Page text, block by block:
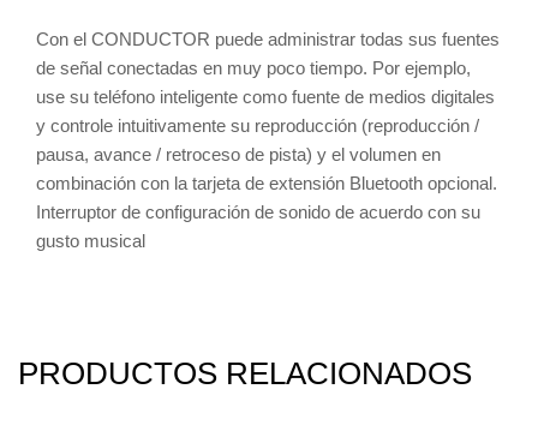
Con el CONDUCTOR puede administrar todas sus fuentes
de señal conectadas en muy poco tiempo. Por ejemplo,
use su teléfono inteligente como fuente de medios digitales
y controle intuitivamente su reproducción (reproducción /
pausa, avance / retroceso de pista) y el volumen en
combinación con la tarjeta de extensión Bluetooth opcional.
Interruptor de configuración de sonido de acuerdo con su
gusto musical
PRODUCTOS RELACIONADOS